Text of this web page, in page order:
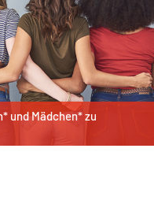
und Mädchen*zu